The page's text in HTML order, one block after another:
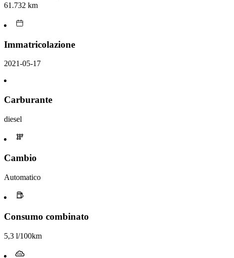
61.732 km
Immatricolazione
2021-05-17
Carburante
diesel
Cambio
Automatico
Consumo combinato
5,3 l/100km